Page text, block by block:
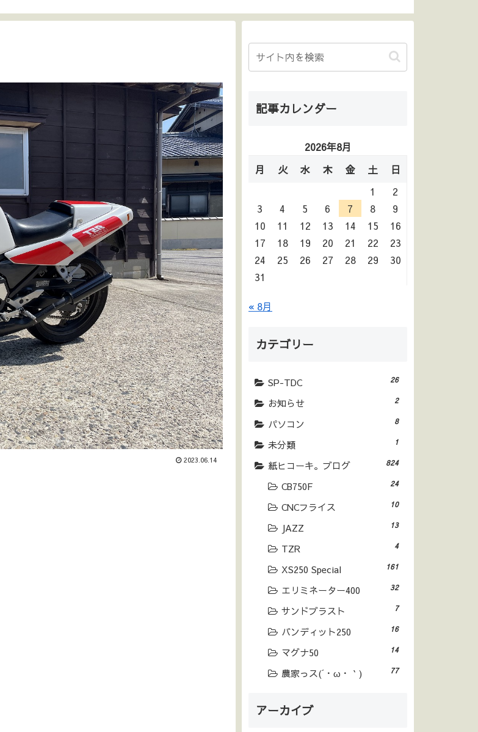
2023.06.14
記事カレンダー
2026年8月
月
火 水 木 金 土
日
1
2
3
4 5 6 7 8
9
10
11 12 13 14 15
16
17
18 19 20 21 22
23
24
25 26 27 28 29
30
31
« 8月
カテゴリー
SP-TDC 26
お知らせ 2
パソコン 8
未分類 1
紙ヒコーキ。ブログ 824
CB750F 24
CNCフライス 10
JAZZ 13
TZR 4
XS250 Special 161
エリミネーター400 32
サンドブラスト 7
バンディット250 16
マグナ50 14
農家っス(´・ω・｀) 77
アーカイブ